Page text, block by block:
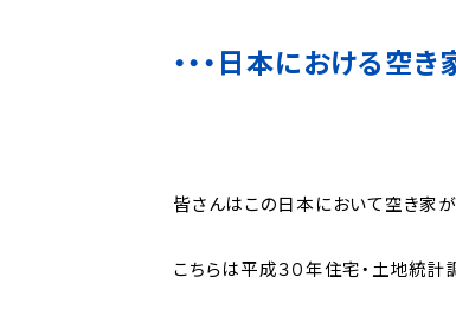
・・・日本における空き家
皆さんはこの日本において空き家
こちらは平成３０年住宅・土地統計調